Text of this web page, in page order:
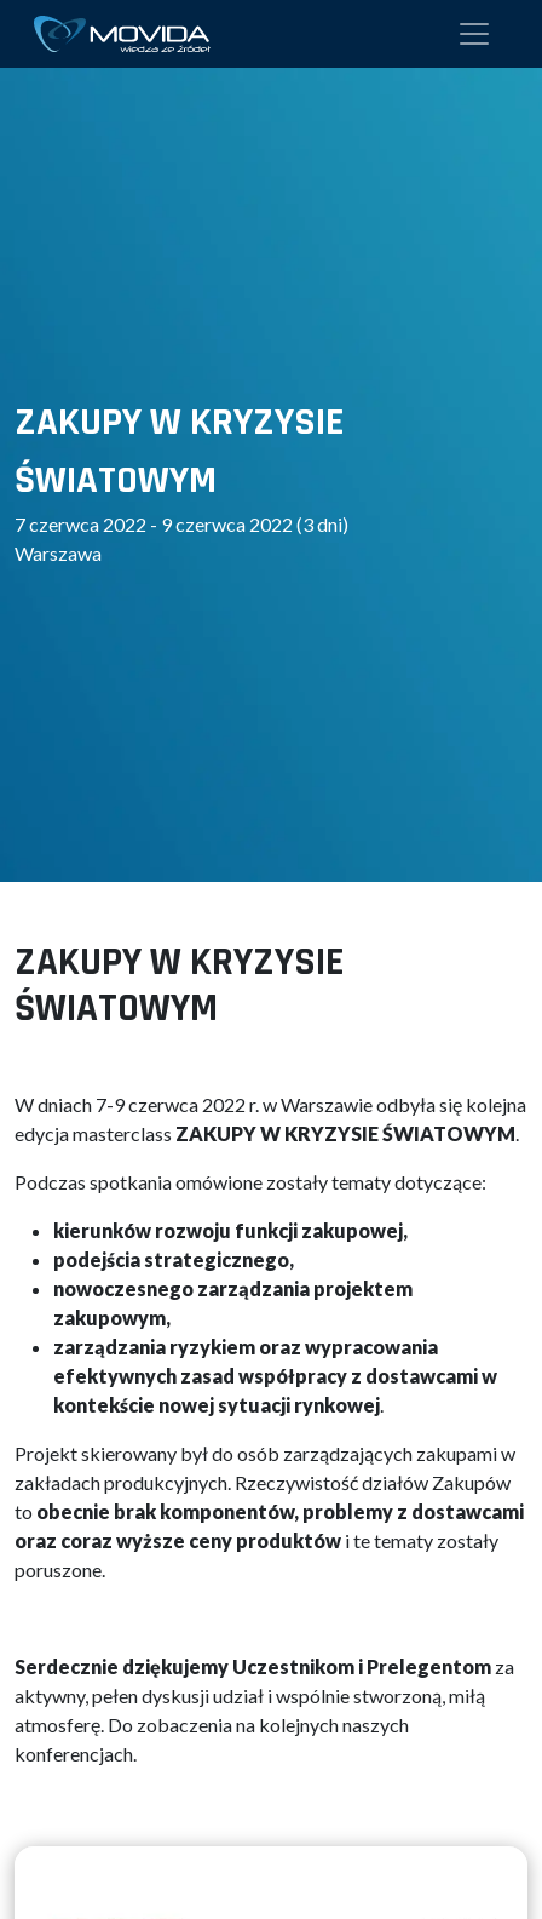
ZAKUPY W KRYZYSIE
ŚWIATOWYM
7 czerwca 2022 - 9 czerwca 2022 (3 dni)
Warszawa
ZAKUPY W KRYZYSIE
ŚWIATOWYM
W dniach 7-9 czerwca 2022 r. w Warszawie odbyła się kolejna
edycja masterclass ZAKUPY W KRYZYSIE ŚWIATOWYM.
Podczas spotkania omówione zostały tematy dotyczące:
kierunków rozwoju funkcji zakupowej,
podejścia strategicznego,
nowoczesnego zarządzania projektem
zakupowym,
zarządzania ryzykiem oraz wypracowania
efektywnych zasad współpracy z dostawcami w
kontekście nowej sytuacji rynkowej.
Projekt skierowany był do osób zarządzających zakupami w
zakładach produkcyjnych. Rzeczywistość działów Zakupów
to obecnie brak komponentów, problemy z dostawcami
oraz coraz wyższe ceny produktów i te tematy zostały
poruszone.
Serdecznie dziękujemy Uczestnikom i Prelegentom za
aktywny, pełen dyskusji udział i wspólnie stworzoną, miłą
atmosferę. Do zobaczenia na kolejnych naszych
konferencjach.